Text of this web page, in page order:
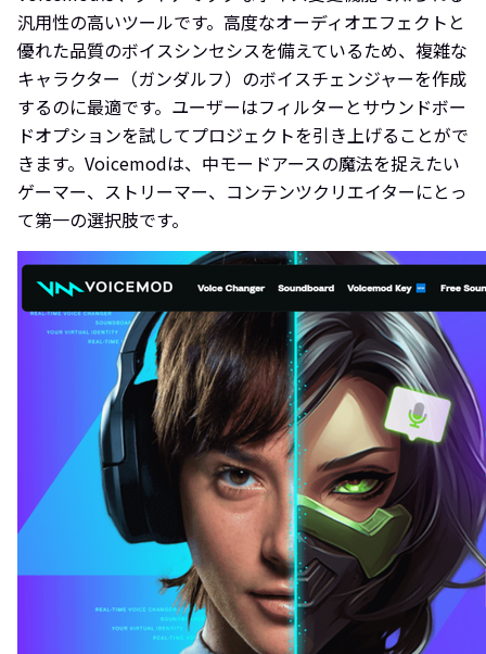
汎用性の高いツールです。高度なオーディオエフェクトと
優れた品質のボイスシンセシスを備えているため、複雑な
キャラクター（ガンダルフ）のボイスチェンジャーを作成
するのに最適です。ユーザーはフィルターとサウンドボー
ドオプションを試してプロジェクトを引き上げることがで
きます。Voicemodは、中モードアースの魔法を捉えたい
ゲーマー、ストリーマー、コンテンツクリエイターにとっ
て第一の選択肢です。